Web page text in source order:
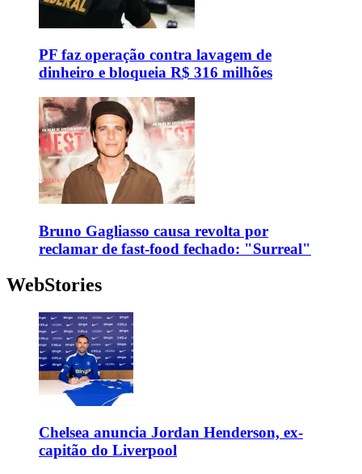
PF faz operação contra lavagem de
dinheiro e bloqueia R$ 316 milhões
Bruno Gagliasso causa revolta por
reclamar de fast-food fechado: "Surreal"
WebStories
Chelsea anuncia Jordan Henderson, ex-
capitão do Liverpool